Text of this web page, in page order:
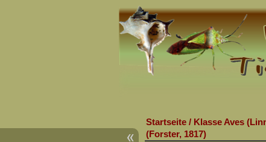
Startseite / Klasse Aves
(Forster, 1817)